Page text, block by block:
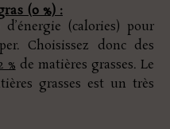
(0 %) :
(calories) pour
Choisissez donc des
% de matières grasses. Le
grasses est un très